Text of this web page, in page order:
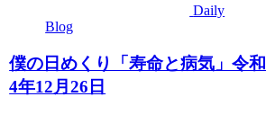
Daily
Blog
僕の日めくり「寿命と病気」令和
4年12月26日